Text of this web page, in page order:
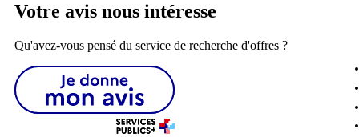
Votre avis nous intéresse
Qu'avez-vous pensé du service de recherche d'offres ?